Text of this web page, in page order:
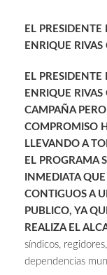
EL
ENRIQUE
EL
ENRIQUE
CAMPAÑA
COMPROMISO
LLEVANDO A
EL PROGRAMA
INMEDIATA
CONTIGUOS A
PUBLICO, YA
REALIZA EL
síndicos,
dependencias